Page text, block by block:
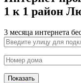
1 к 1 район
3 месяца интернета
Показать